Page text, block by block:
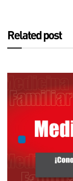
Related post